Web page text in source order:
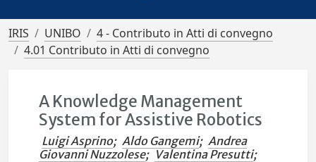
IRIS UNIBO
4 - Contributo in Atti di convegno
4.01 Contributo in Atti di convegno
A Knowledge Management
System for Assistive Robotics
Luigi Asprino; Aldo Gangemi; Andrea
Giovanni Nuzzolese; Valentina Presutti;